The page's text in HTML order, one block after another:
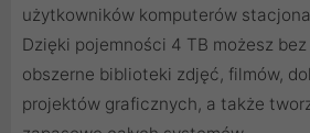
użytkowników komputerów
Dzięki pojemności 4 TB możesz
obszerne biblioteki zdjęć, filmów,
projektów graficznych, a także